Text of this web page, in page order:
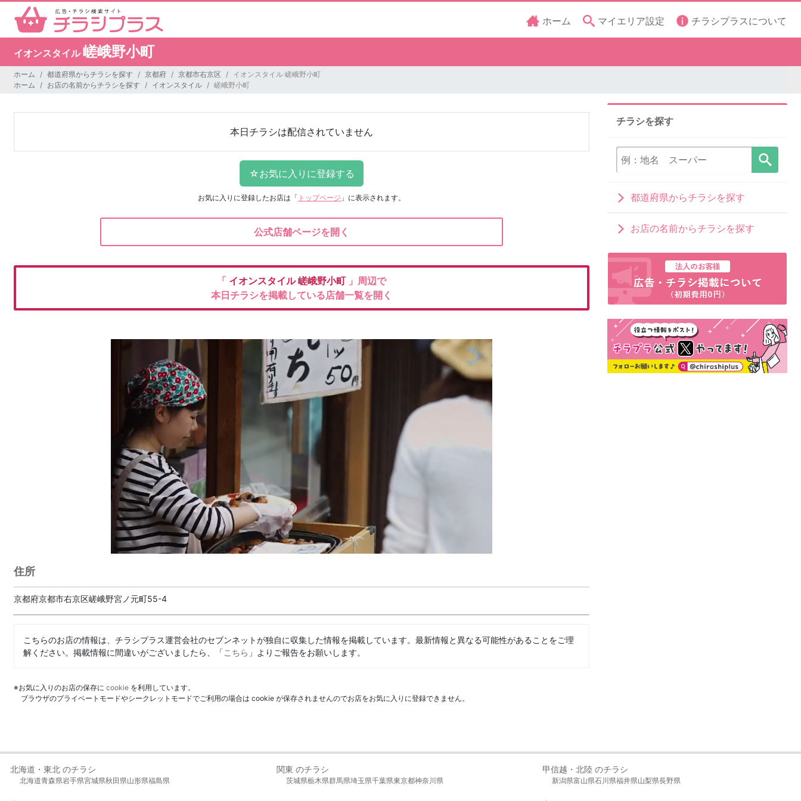
ホーム マイエリア設定 チラシプラスについて
イオンスタイル嵯峨野小町
ホーム 都道府県からチラシを探す 京都府 京都市右京区
イオンスタイル 嵯峨野小町
ホーム
お店の名前からチラシを探す イオンスタイル 嵯峨野小町
本日チラシは配信されていません
お気に入りに登録したお店は 「 トップページ 」に表示されます。
公式店舗ページを開く
「 イオンスタイル嵯峨野小町 」周辺で
本日チラシを掲載している店舗一覧を開く
住所
京都府京都市右京区嵯峨野宮ノ元町55-4
こちらのお店の情報は、チラシプラス運営会社のセブンネットが独自に収集した情報を掲載しています。最新情報と異なる可能性があることをご理
解ください。掲載情報に間違いがございましたら、「こちら 」よりご報告をお願いします。
※お気に入りのお店の保存に cookie を利用しています。
ブラウザのプライベートモードやシークレットモードでご利用の場合は cookie が保存されませんのでお店をお気に入りに登録できません。
チラシを探す
都道府県からチラシを探す
お店の名前からチラシを探す
北海道・東北 のチラシ
北海道青森県岩手県宮城県秋田県山形県福島県
関東 のチラシ
茨城県栃木県群馬県埼玉県千葉県東京都神奈川県
甲信越・北陸 のチラシ
新潟県富山県石川県福井県山梨県長野県